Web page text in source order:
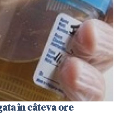
în câteva ore